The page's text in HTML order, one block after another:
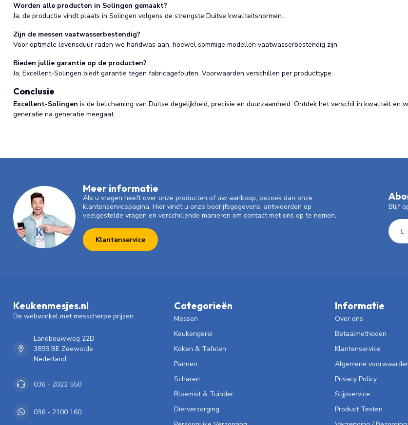
Worden alle producten in Solingen gemaakt?
Ja, de productie vindt plaats in Solingen volgens de strengste Duitse kwaliteitsnormen.
Zijn de messen vaatwasserbestendig?
Voor optimale levensduur raden we handwas aan, hoewel sommige modellen vaatwasserbestendig zijn.
Bieden jullie garantie op de producten?
Ja, Excellent-Solingen biedt garantie tegen fabricagefouten. Voorwaarden verschillen per producttype.
Conclusie
Excellent-Solingen is de belichaming van Duitse degelijkheid, precisie en duurzaamheid. Ontdek het verschil in kwaliteit
generatie na generatie meegaat.
Meer informatie
Als u vragen heeft over onze producten of uw aankoop, bezoek dan onze
klantenservicepagina. Hier vindt u onze bedrijfsgegevens, antwoorden op
veelgestelde vragen en verschillende manieren om contact met ons op te nemen.
Klantenservice
Blijf
Keukenmesjes.nl
De webwinkel met messcherpe prijzen
Landbouwweg 22D
3899 BE Zeewolde
Nederland
036 - 2022 550
036 - 2100 160
Categorieën
Messen
Keukengerei
Koken & Tafelen
Pannen
Scharen
Bloemist & Tuinder
Dierverzorging
Informatie
Over ons
Betaalmethoden
Klantenservice
Algemene
Privacy Policy
Slijpservice
Product Testen